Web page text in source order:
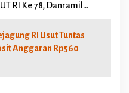
RI Ke 78, Danramil…
RI Usut Tuntas
Anggaran Rp560